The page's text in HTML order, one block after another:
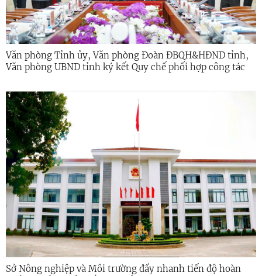
Văn phòng Tỉnh ủy, Văn phòng Đoàn ĐBQH&HĐND tỉnh,
Văn phòng UBND tỉnh ký kết Quy chế phối hợp công tác
Sở Nông nghiệp và Môi trường đẩy nhanh tiến độ hoàn